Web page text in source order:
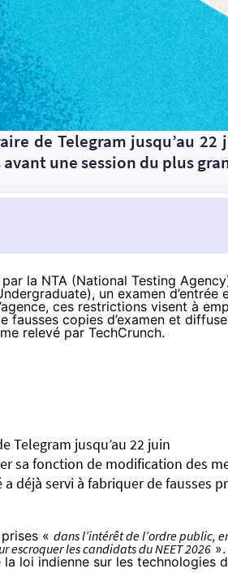
de Telegram jusqu’au
une session du plus
la NTA (National Testing
un examen d’entrée
ces restrictions visent à
fausses copies d’examen et
relevé par TechCrunch.
Telegram jusqu’au 22 juin
sa fonction de modification des
déjà servi à fabriquer de fausses
« dans l’intérêt de l’ordre public,
les candidats du NEET 2026
loi indienne sur les technologies